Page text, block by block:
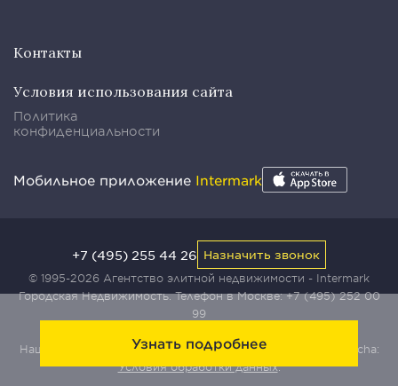
Узнать подробнее
Контакты
Условия использования сайта
Политика
конфиденциальности
Мобильное приложение Intermark
© 1995-2026 Агентство элитной недвижимости - Intermark
Городская Недвижимость. Телефон в Москве:+7 (495) 252 00
99
Наш сайт защищен с помощью сервиса Yandex SmartCaptcha:
Условия обработки данных.
+7 (495) 255 44 26 Назначить звонок